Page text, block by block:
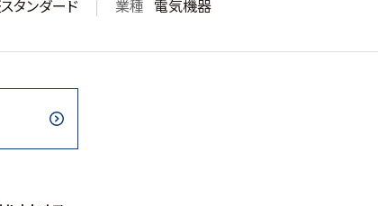
タンダード 業種 電気機器